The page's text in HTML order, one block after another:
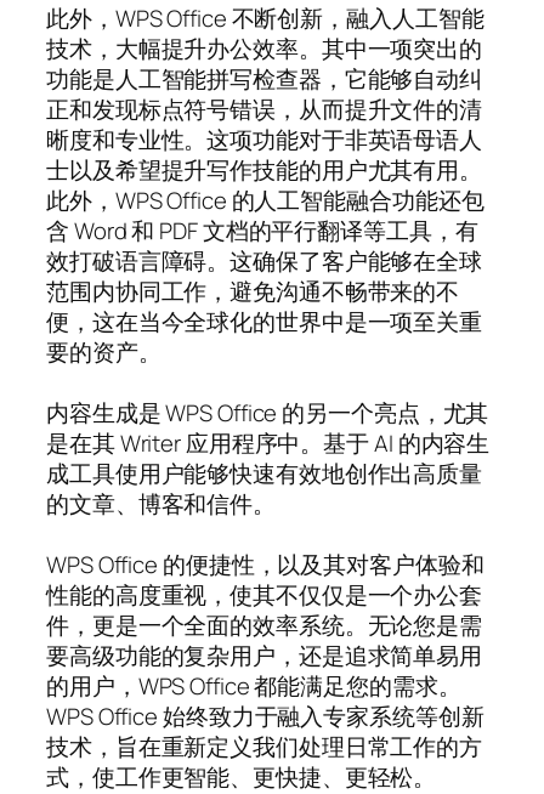
此外，WPS Office 不断创新，融入人工智能
技术，大幅提升办公效率。其中一项突出的
功能是人工智能拼写检查器，它能够自动纠
正和发现标点符号错误，从而提升文件的清
晰度和专业性。这项功能对于非英语母语人
士以及希望提升写作技能的用户尤其有用。
此外，WPS Office 的人工智能融合功能还包
含 Word 和 PDF 文档的平行翻译等工具，有
效打破语言障碍。这确保了客户能够在全球
范围内协同工作，避免沟通不畅带来的不
便，这在当今全球化的世界中是一项至关重
要的资产。
内容生成是 WPS Office 的另一个亮点，尤其
是在其 Writer 应用程序中。基于 AI 的内容生
成工具使用户能够快速有效地创作出高质量
的文章、博客和信件。
WPS Office 的便捷性，以及其对客户体验和
性能的高度重视，使其不仅仅是一个办公套
件，更是一个全面的效率系统。无论您是需
要高级功能的复杂用户，还是追求简单易用
的用户，WPS Office 都能满足您的需求。
WPS Office 始终致力于融入专家系统等创新
技术，旨在重新定义我们处理日常工作的方
式，使工作更智能、更快捷、更轻松。